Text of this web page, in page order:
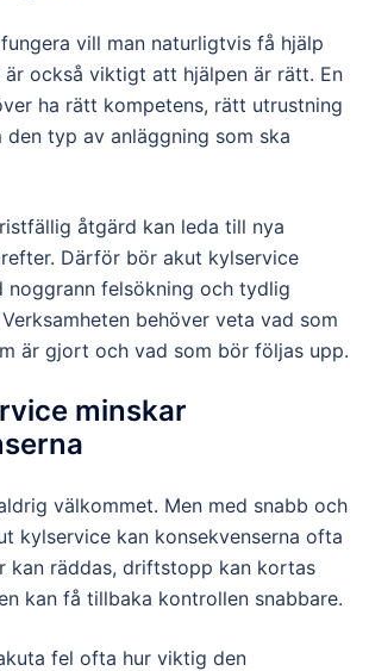
vill man naturligtvis få hjälp
är också viktigt att hjälpen är rätt. En
ha rätt kompetens, rätt utrustning
den typ av anläggning som ska
åtgärd kan leda till nya
Därför bör akut kylservice
noggrann felsökning och tydlig
behöver veta vad som
är gjort och vad som bör följas upp.
minskar
välkommet. Men med snabb och
kylservice kan konsekvenserna ofta
kan räddas, driftstopp kan kortas
kan få tillbaka kontrollen snabbare.
fel ofta hur viktig den